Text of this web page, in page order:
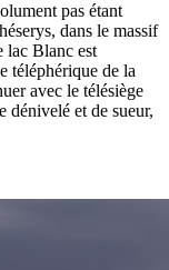
pas étant
dans le massif
lac Blanc est
téléphérique de la
avec le télésiège
dénivelé et de sueur,